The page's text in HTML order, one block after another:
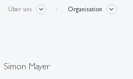
Über uns Organisation
Simon Mayer